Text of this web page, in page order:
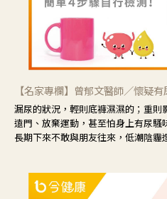
【名家專欄】曾郁文醫師／懷疑
漏尿的狀況，輕則底褲濕濕的；重
遠門、放棄運動，甚至怕身上有尿騷
長期下來不敢與朋友往來，低潮陰霾